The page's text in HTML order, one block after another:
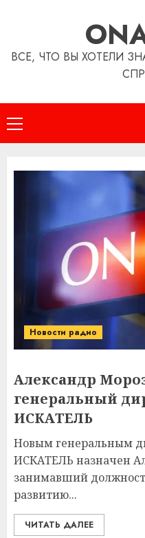
ВСЕ, ЧТО ВЫ ХОТЕЛИ
Основное
меню
Новости радио
Александр
генеральный
ИСКАТЕЛЬ
Новым генеральным
ИСКАТЕЛЬ назначен
занимавший
развитию...
ЧИТАТЬ ДАЛЕЕ